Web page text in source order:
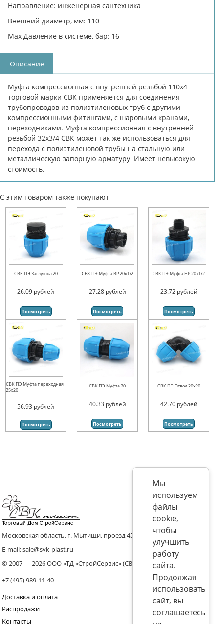
Направление: инженерная сантехника
Внешний диаметр, мм: 110
Max Давление в системе, бар: 16
Описание
Муфта компрессионная с внутренней резьбой 110х4
торговой марки СВК применяется для соединения
трубопроводов из полиэтиленовых труб с другими
компрессионными фитингами, с шаровыми кранами,
переходниками. Муфта компрессионная с внутренней
резьбой 32х3/4 СВК может так же использоваться для
перехода с полиэтиленовой трубы на стальную или
металлическую запорную арматуру. Имеет невысокую
стоимость.
С этим товаром также покупают
СВК ПЭ Заглушка 20
26.09 рублей
Посмотреть
СВК ПЭ Муфта ВР 20х1/2
27.28 рублей
Посмотреть
СВК ПЭ Муфта НР 20х1/2
23.72 рублей
Посмотреть
СВК ПЭ Муфта переходная
25х20
56.93 рублей
Посмотреть
СВК ПЭ Муфта 20
40.33 рублей
Посмотреть
СВК ПЭ Отвод 20х20
42.70 рублей
Посмотреть
Московская область, г. Мытищи, проезд 4536 владение 8, стр.10
E-mail: sale@svk-plast.ru
© 2007 — 2026 ООО «ТД «СтройСервис» (СВК)
+7 (495) 989-11-40
Доставка и оплата
Распродажи
Контакты
Мы
используем
файлы
cookie,
чтобы
улучшить
работу
сайта.
Продолжая
использовать
сайт, вы
соглашаетесь